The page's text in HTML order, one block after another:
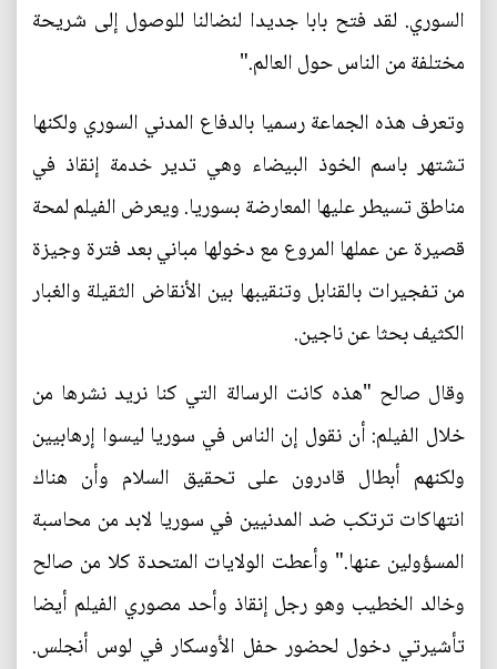
السوري. لقد فتح بابا جديدا لنضالنا للوصول إلى شريحة
مختلفة من الناس حول العالم."
وتعرف هذه الجماعة رسميا بالدفاع المدني السوري ولكنها
تشتهر باسم الخوذ البيضاء وهي تدير خدمة إنقاذ في
مناطق تسيطر عليها المعارضة بسوريا. ويعرض الفيلم لمحة
قصيرة عن عملها المروع مع دخولها مباني بعد فترة وجيزة
من تفجيرات بالقنابل وتنقيبها بين الأنقاض الثقيلة والغبار
الكثيف بحثا عن ناجين.
وقال صالح "هذه كانت الرسالة التي كنا نريد نشرها من
خلال الفيلم: أن نقول إن الناس في سوريا ليسوا إرهابيين
ولكنهم أبطال قادرون على تحقيق السلام وأن هناك
انتهاكات ترتكب ضد المدنيين في سوريا لابد من محاسبة
المسؤولين عنها." وأعطت الولايات المتحدة كلا من صالح
وخالد الخطيب وهو رجل إنقاذ وأحد مصوري الفيلم أيضا
تأشيرتي دخول لحضور حفل الأوسكار في لوس أنجلس.